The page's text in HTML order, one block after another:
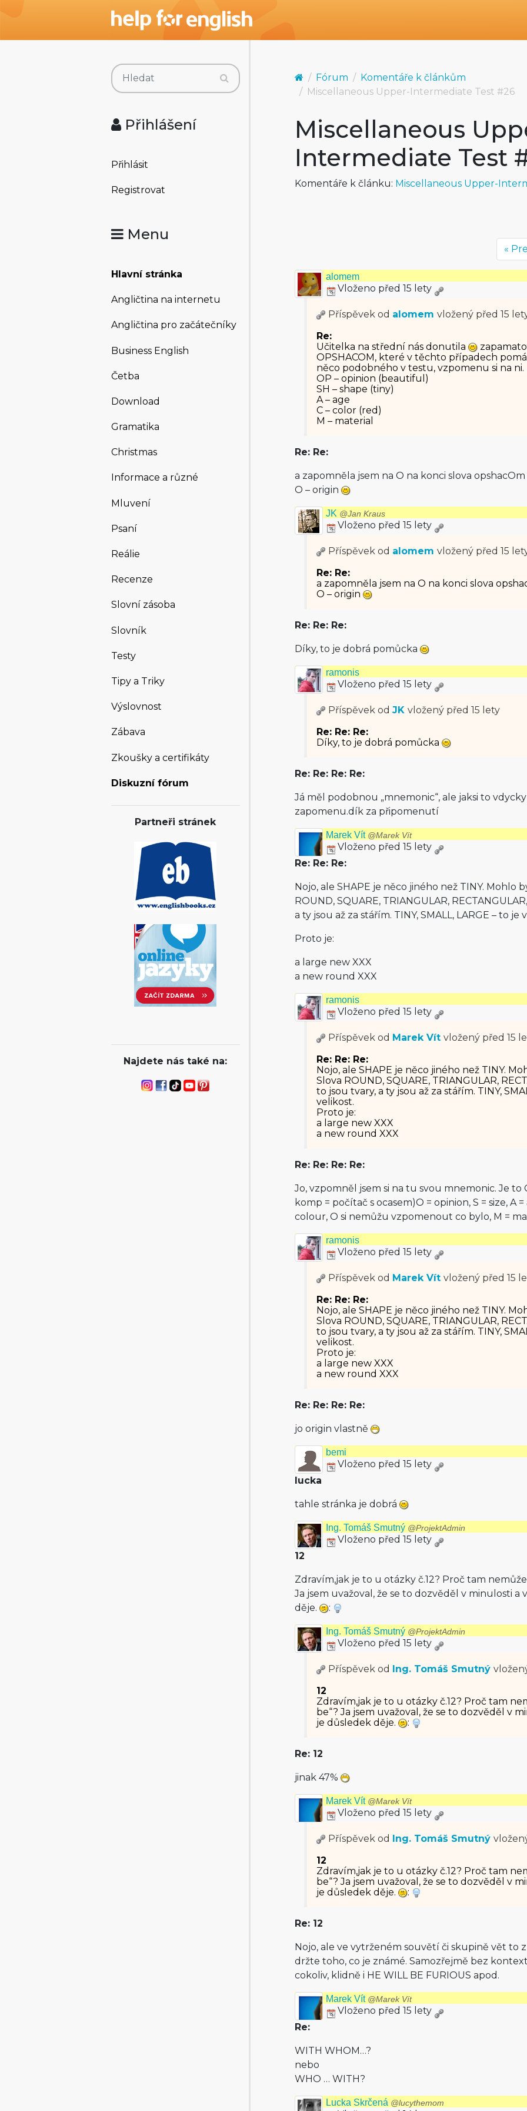
Přihlášení
Přihlásit
Registrovat
Menu
Hlavní stránka
Angličtina na internetu
Angličtina pro začátečníky
Business English
Četba
Download
Gramatika
Christmas
Informace a různé
Mluvení
Psaní
Reálie
Recenze
Slovní zásoba
Slovník
Testy
Tipy a Triky
Výslovnost
Zábava
Zkoušky a certifikáty
Diskuzní fórum
Partneři stránek
Najdete nás také na:
Fórum
Komentáře k článkům
Miscellaneous Upper-Intermediate Test #26
Miscellaneous
Intermediate Test
Komentáře k článku: Miscellaneous Upper-
«
alomem
Vloženo před 15 lety
Příspěvek od alomem vložený před 15
Re:
Učitelka na střední nás donutila
OPSHACOM, které v těchto případech
něco podobného v testu, vzpomenu si na ni.
OP – opinion (beautiful)
SH – shape (tiny)
A – age
C – color (red)
M – material
Re: Re:
a zapomněla jsem na O na konci slova opshacOm
O – origin
JK @Jan Kraus
Vloženo před 15 lety
Příspěvek od alomem vložený před 15
Re: Re:
a zapomněla jsem na O na konci slova
O – origin
Re: Re: Re:
Díky, to je dobrá pomůcka
ramonis
Vloženo před 15 lety
Příspěvek od JK vložený před 15 lety
Re: Re: Re:
Díky, to je dobrá pomůcka
Re: Re: Re: Re:
Já měl podobnou „mnemonic“, ale jaksi to
zapomenu.dík za připomenutí
Marek Vít @Marek Vít
Vloženo před 15 lety
Re: Re: Re:
Nojo, ale SHAPE je něco jiného než TINY. Mohlo
ROUND, SQUARE, TRIANGULAR,
a ty jsou až za stářím. TINY, SMALL, LARGE – to je
Proto je:
a large new XXX
a new round XXX
ramonis
Vloženo před 15 lety
Příspěvek od Marek Vít vložený před 15
Re: Re: Re:
Nojo, ale SHAPE je něco jiného než TINY.
Slova ROUND, SQUARE, TRIANGULAR,
to jsou tvary, a ty jsou až za stářím. TINY,
velikost.
Proto je:
a large new XXX
a new round XXX
Re: Re: Re: Re:
Jo, vzpomněl jsem si na tu svou mnemonic. Je to
komp = počítač s ocasem)O = opinion, S = size, A =
colour, O si nemůžu vzpomenout co bylo, M =
ramonis
Vloženo před 15 lety
Příspěvek od Marek Vít vložený před 15
Re: Re: Re:
Nojo, ale SHAPE je něco jiného než TINY.
Slova ROUND, SQUARE, TRIANGULAR,
to jsou tvary, a ty jsou až za stářím. TINY,
velikost.
Proto je:
a large new XXX
a new round XXX
Re: Re: Re: Re:
jo origin vlastně
bemi
Vloženo před 15 lety
lucka
tahle stránka je dobrá
Ing. Tomáš Smutný @ProjektAdmin
Vloženo před 15 lety
12
Zdravím,jak je to u otázky č.12? Proč tam
Ja jsem uvažoval, že se to dozvěděl v minulosti
děje.
:
Ing. Tomáš Smutný @ProjektAdmin
Vloženo před 15 lety
Příspěvek od Ing. Tomáš Smutný
12
Zdravím,jak je to u otázky č.12? Proč tam
be“? Ja jsem uvažoval, že se to dozvěděl v
je důsledek děje.
:
Re: 12
jinak 47%
Marek Vít @Marek Vít
Vloženo před 15 lety
Příspěvek od Ing. Tomáš Smutný
12
Zdravím,jak je to u otázky č.12? Proč tam
be“? Ja jsem uvažoval, že se to dozvěděl v
je důsledek děje.
:
Re: 12
Nojo, ale ve vytrženém souvětí či skupině vět to
držte toho, co je známé. Samozřejmě bez
cokoliv, klidně i HE WILL BE FURIOUS apod.
Marek Vít @Marek Vít
Vloženo před 15 lety
Re:
WITH WHOM…?
nebo
WHO … WITH?
Lucka Skrčená @lucythemom